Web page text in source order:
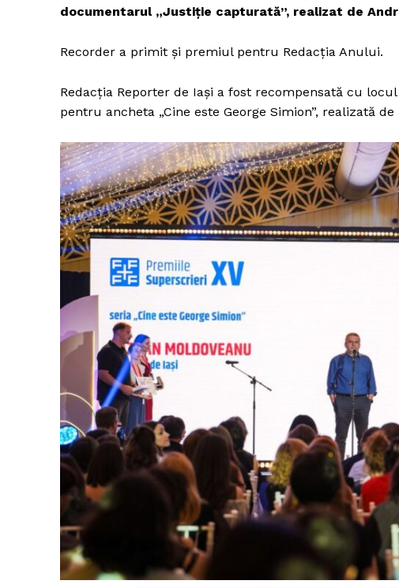
Un proiect
FREEDOM
ROMÂNIA
documentarul „Justiție capturată”, realizat de
Recorder a primit și premiul pentru Redacția Anului.
Redacția Reporter de Iași a fost recompensată cu
pentru ancheta „Cine este George Simion”, realizată de